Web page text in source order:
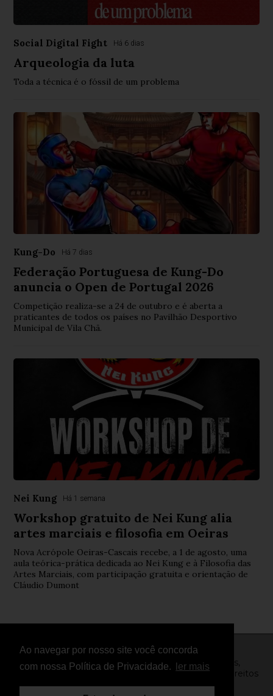
Ao navegar por nosso site você concorda
com nossa Política de Privacidade.
ler mais
Social Digital Fight Há 6 dias
Arqueologia da luta
Toda a técnica é o fóssil de um problema
Kung-Do Há 7 dias
Federação Portuguesa de Kung-Do
anuncia o Open de Portugal 2026
Competição realiza-se a 24 de outubro e é aberta a
praticantes de todos os países no Pavilhão Desportivo
Municipal de Vila Chã.
Nei Kung Há 1 semana
Workshop gratuito de Nei Kung alia
artes marciais e filosofia em Oeiras
Nova Acrópole Oeiras-Cascais recebe, a 1 de agosto, uma
aula teórica-prática dedicada ao Nei Kung e à Filosofia das
Artes Marciais, com participação gratuita e orientação de
Cláudio Dumont
© Copyright 2026 - FightNews - Atletas, Equipas,
Eventos, Notícias, Vídeos e Entrevistas - Todos os direitos
reservados